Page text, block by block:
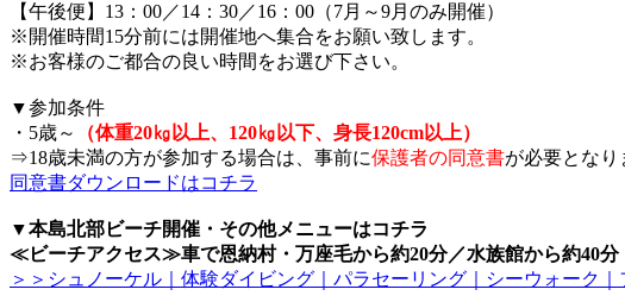
【午後便】13：00／14：30／16：00（7月～9月のみ開催）
※開催時間15分前には開催地へ集合をお願い致します。
※お客様のご都合の良い時間をお選び下さい。
▼参加条件
・5歳～
（体重20㎏以上、120㎏以下、身長120cm以上）
⇒18歳未満の方が参加する場合は、事前に保護者の同意書が必要となり
同意書ダウンロードはコチラ
▼本島北部ビーチ開催・その他メニューはコチラ
≪ビーチアクセス≫車で恩納村・万座毛から約20分／水族館から約40分
＞＞シュノーケル｜体験ダイビング｜パラセーリング｜シーウォーク